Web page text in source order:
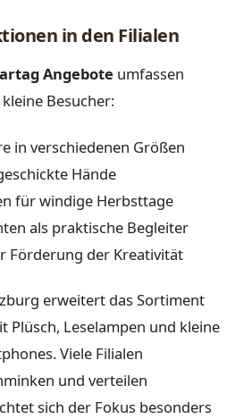
in den Filialen
Angebote umfassen
Besucher:
in verschiedenen Größen
Hände
für windige Herbsttage
als praktische Begleiter
Förderung der Kreativität
erweitert das Sortiment
Plüsch, Leselampen und kleine
Viele Filialen
und verteilen
sich der Fokus besonders